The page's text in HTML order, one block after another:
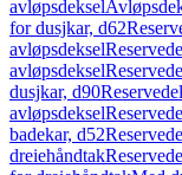
avløpsdeksel
for dusjkar, d62
avløpsdeksel
avløpsdeksel
dusjkar, d90
avløpsdeksel
badekar, d52
dreiehåndtak